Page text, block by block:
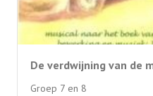
De verdwijning van de
Groep 7 en 8